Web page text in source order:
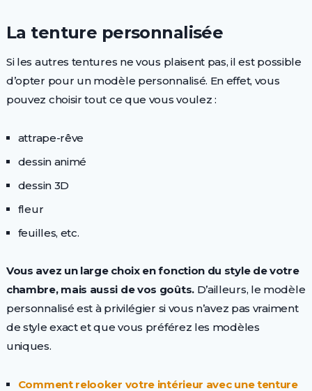
La tenture personnalisée
Si les autres tentures ne vous plaisent pas, il est possible
d’opter pour un modèle personnalisé. En effet, vous
pouvez choisir tout ce que vous voulez :
attrape-rêve
dessin animé
dessin 3D
fleur
feuilles, etc.
Vous avez un large choix en fonction du style de votre
chambre, mais aussi de vos goûts.D’ailleurs, le modèle
personnalisé est à privilégier si vous n’avez pas vraiment
de style exact et que vous préférez les modèles
uniques.
Comment relooker votre intérieur avec une tenture